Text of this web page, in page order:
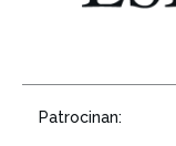
Patrocinan: